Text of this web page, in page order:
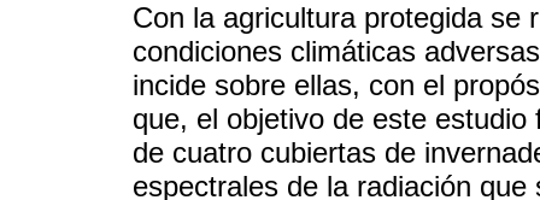
Con la agricultura protegida se
condiciones climáticas
incide sobre ellas, con el
que, el objetivo de este
de cuatro cubiertas de
espectrales de la radiación